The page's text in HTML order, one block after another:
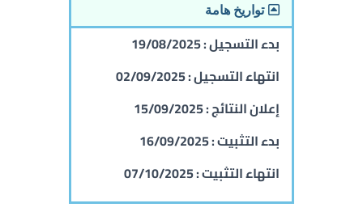
تواريخ هامة
بدء التسجيل :19/08/2025
انتهاء التسجيل :02/09/2025
إعلان النتائج :15/09/2025
بدء التثبيت :16/09/2025
انتهاء التثبيت :07/10/2025